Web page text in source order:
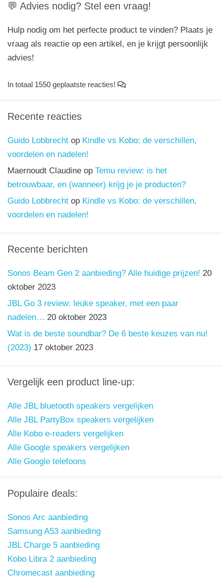
💬 Advies nodig? Stel een vraag!
Hulp nodig om het perfecte product te vinden? Plaats je
vraag als reactie op een artikel, en je krijgt persoonlijk
advies!
In totaal 1550 geplaatste reacties!
Recente reacties
Guido Lobbrecht op Kindle vs Kobo: de verschillen,
voordelen en nadelen!
Maernoudt Claudine op Temu review: is het
betrouwbaar, en (wanneer) krijg je je producten?
Guido Lobbrecht op Kindle vs Kobo: de verschillen,
voordelen en nadelen!
Recente berichten
Sonos Beam Gen 2 aanbieding? Alle huidige prijzen! 20
oktober 2023
JBL Go 3 review: leuke speaker, met een paar
nadelen… 20 oktober 2023
Wat is de beste soundbar? De 6 beste keuzes van nu!
(2023) 17 oktober 2023
Vergelijk een product line-up:
Alle JBL bluetooth speakers vergelijken
Alle JBL PartyBox speakers vergelijken
Alle Kobo e-readers vergelijken
Alle Google speakers vergelijken
Alle Google telefoons
Populaire deals:
Sonos Arc aanbieding
Samsung A53 aanbieding
JBL Charge 5 aanbieding
Kobo Libra 2 aanbieding
Chromecast aanbieding